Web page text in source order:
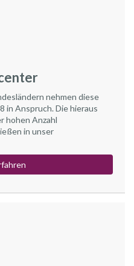
nehmen diese
in Anspruch. Die hieraus
hohen Anzahl
in unser